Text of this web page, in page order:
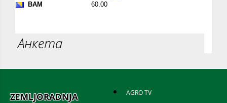
Анкета
ZEMLJORADNJA AGRO TV